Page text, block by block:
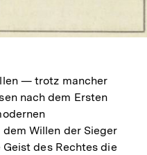
— trotz mancher
nach dem Ersten
Willen der Sieger
des Rechtes die